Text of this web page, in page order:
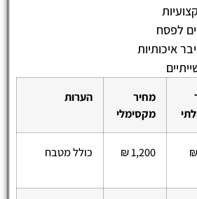
לפסח
איכותיות
מחיר
מקסימלי
הערות
1,200 ₪ כולל מטבח